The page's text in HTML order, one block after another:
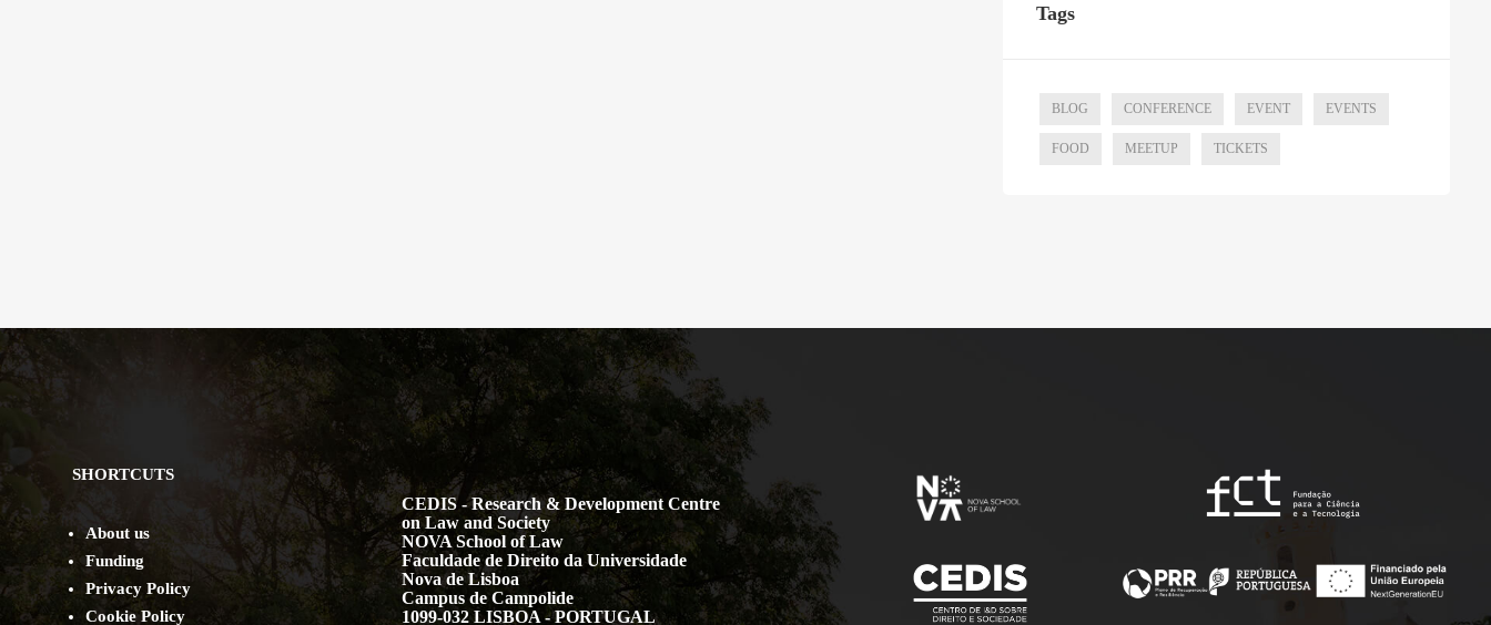
Tags
BLOG CONFERENCE EVENT EVENTS
FOOD MEETUP TICKETS
SHORTCUTS
About us
Funding
Privacy Policy
Cookie Policy
CEDIS - Research & Development Centre
on Law and Society
NOVA School of Law
Faculdade de Direito da Universidade
Nova de Lisboa
Campus de Campolide
1099-032 LISBOA - PORTUGAL